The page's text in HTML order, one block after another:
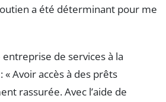
a été déterminant pour me
de services à la
Avoir accès à des prêts
rassurée. Avec l’aide de